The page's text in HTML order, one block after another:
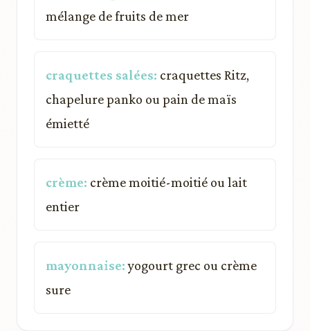
mélange de fruits de mer
craquettes salées: craquettes Ritz,
chapelure panko ou pain de maïs
émietté
crème: crème moitié-moitié ou lait
entier
mayonnaise:yogourt grec ou crème
sure